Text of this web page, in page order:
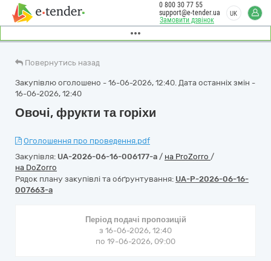
Замовити дзвінок
0 800 30 77 55
support@e-tender.ua
UK
Повернутись назад
Закупівлю оголошено - 16-06-2026, 12:40. Дата останніх змін -
16-06-2026, 12:40
Овочі, фрукти та горіхи
Оголошення про проведення.pdf
Закупівля: UA-2026-06-16-006177-a / на ProZorro /
на DoZorro
Рядок плану закупівлі та обґрунтування: UA-P-2026-06-16-
007663-a
Період подачі пропозицій
з 16-06-2026, 12:40
по 19-06-2026, 09:00